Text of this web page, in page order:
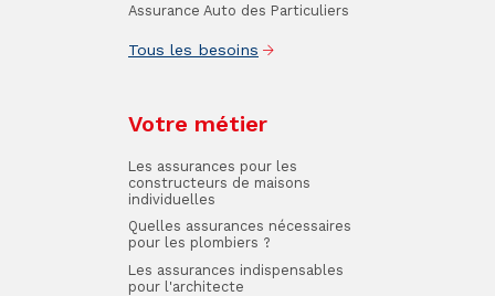
Assurance Auto des Particuliers
Tous les besoins
Votre métier
Les assurances pour les
constructeurs de maisons
individuelles
Quelles assurances nécessaires
pour les plombiers ?
Les assurances indispensables
pour l'architecte